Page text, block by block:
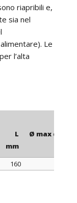
riapribili e,
sia nel
Le
l’alta
tenuta al
e sono
nero).
L
mm
Ø max di
160